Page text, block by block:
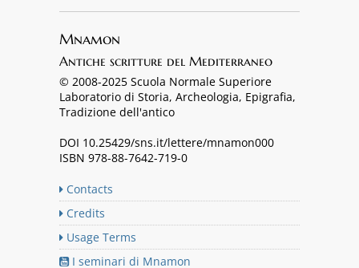
Mnamon
Antiche scritture del Mediterraneo
© 2008-2025 Scuola Normale Superiore
Laboratorio di Storia, Archeologia, Epigrafia,
Tradizione dell'antico
DOI 10.25429/sns.it/lettere/mnamon000
ISBN 978-88-7642-719-0
Contacts
Credits
Usage Terms
I seminari di Mnamon